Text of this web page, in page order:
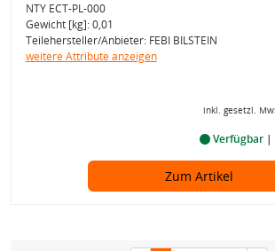
NTY ECT-PL-000
Gewicht [kg]: 0,01
Teilehersteller/Anbieter: FEBI BILSTEIN
weitere Attribute anzeigen
inkl. gesetzl.
Verfügbar
Zum Artikel